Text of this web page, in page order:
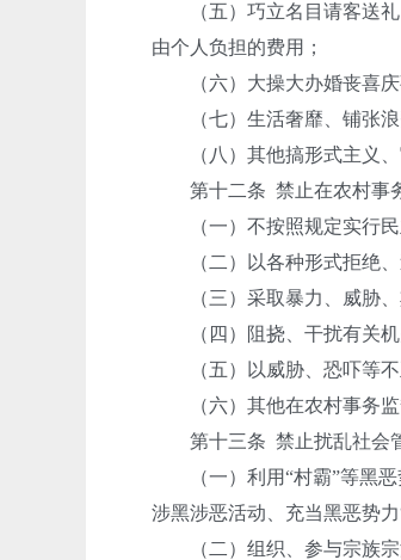
（五）巧立名目请客送礼
由个人负担的费用；
（六）大操大办婚丧喜庆
（七）生活奢靡、铺张浪
（八）其他搞形式主义、
第十二条 禁止在农村事务
（一）不按照规定实行民
（二）以各种形式拒绝、
（三）采取暴力、威胁、
（四）阻挠、干扰有关机
（五）以威胁、恐吓等不
（六）其他在农村事务监
第十三条 禁止扰乱社会管
（一）利用“村霸”等黑恶
涉黑涉恶活动、充当黑恶势力
（二）组织、参与宗族宗